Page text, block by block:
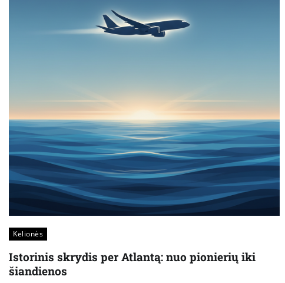
Kelionės
Istorinis skrydis per Atlantą: nuo pionierių iki
šiandienos